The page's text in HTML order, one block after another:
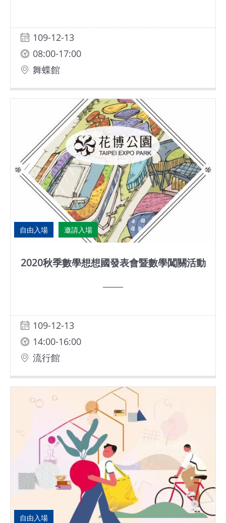
109-12-13
08:00-17:00
舞蝶館
自由入場 邀請入場
2020秋季數學想想國發表會暨數學闖關活動
109-12-13
14:00-16:00
流行館
自由入場